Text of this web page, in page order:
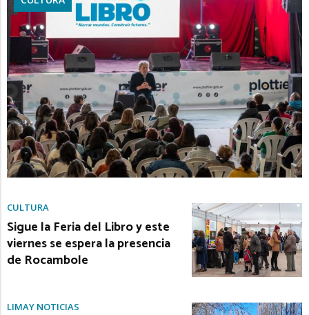
CULTURA
Sigue la Feria del Libro y este
viernes se espera la presencia
de Rocambole
LIMAY NOTICIAS